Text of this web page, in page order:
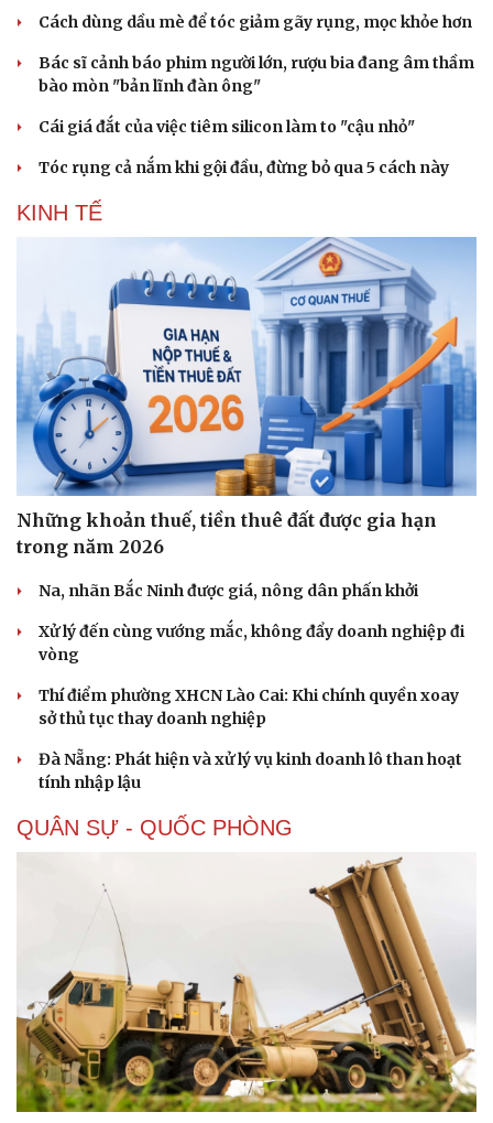
Sức khỏe
Dinh dưỡng - món ngon
Cây thuốc
Sản phụ khoa
Nhi khoa
Nam khoa
Làm đẹp - giảm cân
Phòng mạch online
Ăn sạch sống khỏe
Đời sống
Blog
Tình yêu - Gia đình
Cách dùng dầu mè để tóc giảm gãy rụng, mọc khỏe hơn
Bác sĩ cảnh báo phim người lớn, rượu bia đang âm thầm
bào mòn "bản lĩnh đàn ông"
Cái giá đắt của việc tiêm silicon làm to "cậu nhỏ"
Tóc rụng cả nắm khi gội đầu, đừng bỏ qua 5 cách này
KINH TẾ
Những khoản thuế, tiền thuê đất được gia hạn
trong năm 2026
Na, nhãn Bắc Ninh được giá, nông dân phấn khởi
Xử lý đến cùng vướng mắc, không đẩy doanh nghiệp đi
vòng
Thí điểm phường XHCN Lào Cai: Khi chính quyền xoay
sở thủ tục thay doanh nghiệp
Đà Nẵng: Phát hiện và xử lý vụ kinh doanh lô than hoạt
tính nhập lậu
QUÂN SỰ - QUỐC PHÒNG